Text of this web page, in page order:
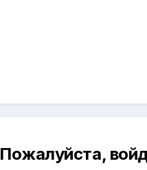
Пожалуйста,